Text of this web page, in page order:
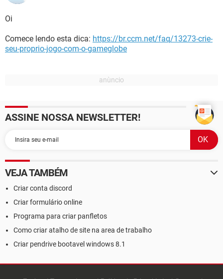
Oi
Comece lendo esta dica: https://br.ccm.net/faq/13273-crie-
seu-proprio-jogo-com-o-gameglobe
ASSINE NOSSA NEWSLETTER!
VEJA TAMBÉM
Criar conta discord
Criar formulário online
Programa para criar panfletos
Como criar atalho de site na area de trabalho
Criar pendrive bootavel windows 8.1